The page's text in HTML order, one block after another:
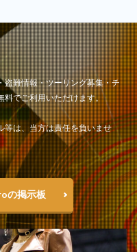
盗難情報・ツーリング募集・チ
料でご利用いただけます。
は、当方は責任を負いませ
の掲示板